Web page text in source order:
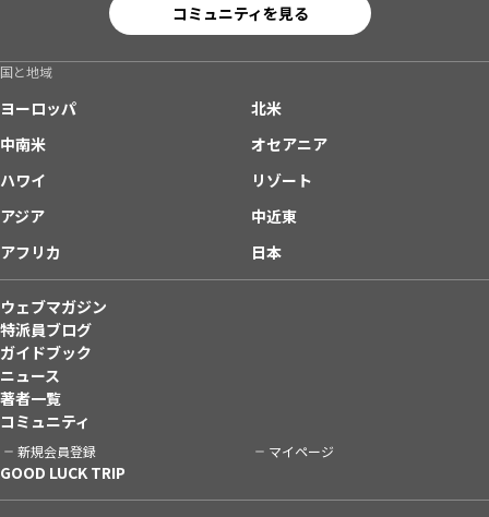
コミュニティを見る
国と地域
ヨーロッパ
北米
中南米
オセアニア
ハワイ
リゾート
アジア
中近東
アフリカ
日本
ウェブマガジン
特派員ブログ
ガイドブック
ニュース
著者一覧
コミュニティ
新規会員登録 マイページ
GOOD LUCK TRIP